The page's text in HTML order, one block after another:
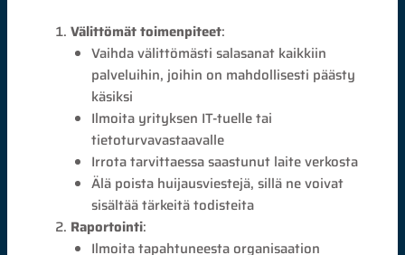
Välittömät toimenpiteet:
Vaihda välittömästi salasanat kaikkiin
palveluihin, joihin on mahdollisesti päästy
käsiksi
Ilmoita yrityksen IT-tuelle tai
tietoturvavastaavalle
Irrota tarvittaessa saastunut laite verkosta
Älä poista huijausviestejä, sillä ne voivat
sisältää tärkeitä todisteita
Raportointi:
Ilmoita tapahtuneesta organisaation